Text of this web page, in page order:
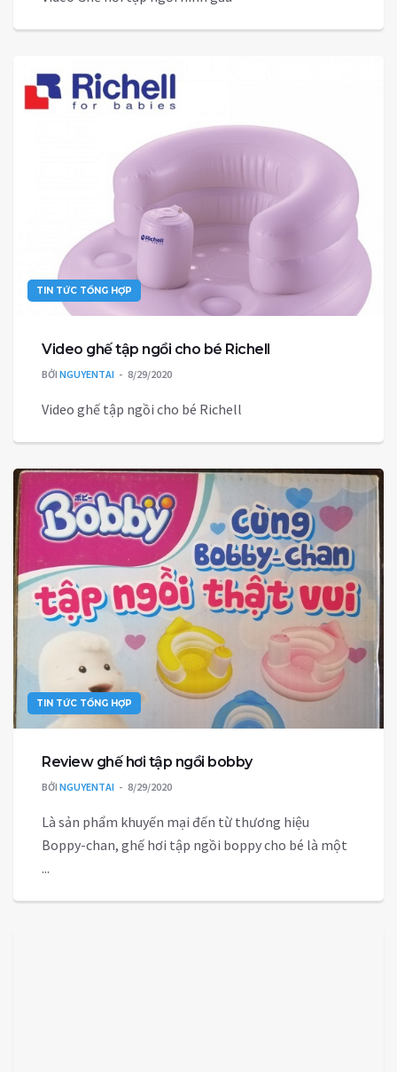
TIN TỨC TỔNG HỢP
Video ghế tập ngồi cho bé Richell
BỞI NGUYENTAI 8/29/2020
Video ghế tập ngồi cho bé Richell
TIN TỨC TỔNG HỢP
Review ghế hơi tập ngồi bobby
BỞI NGUYENTAI 8/29/2020
Là sản phẩm khuyến mại đến từ thương hiệu
Boppy-chan, ghế hơi tập ngồi boppy cho bé là một
...